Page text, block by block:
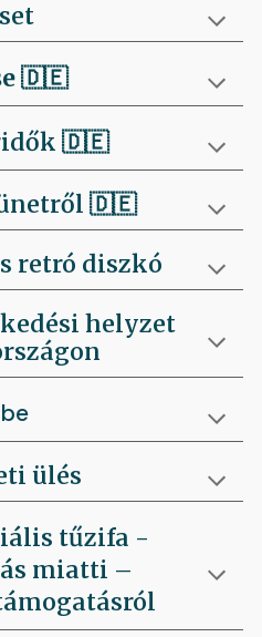
🇩🇪
🇩🇪
🇩🇪
retró diszkó
helyzet
ülés
tűzifa -
miatti –